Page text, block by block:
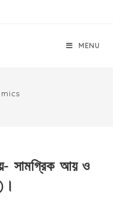
MENU
সামগ্রিক আয় ও